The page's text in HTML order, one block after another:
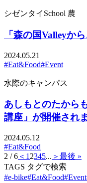
シゼンタイSchool 農
「森の国Valleyか
2024.05.21
#Eat&Food#Event
水際のキャンパス
あしもとのたから
講座」が開催され
2024.05.12
#Eat&Food
2 / 6 ＜ 1 2345... ＞ 最後 »
TAGS タグで検索
#e-bike#Eat&Food#Event